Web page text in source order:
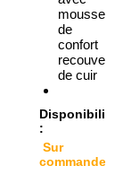
mousse
de
confort
recouverte
de cuir
Disponibilité
:
Sur
commande